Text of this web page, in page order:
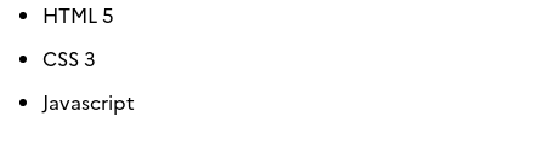
HTML 5
CSS 3
Javascript